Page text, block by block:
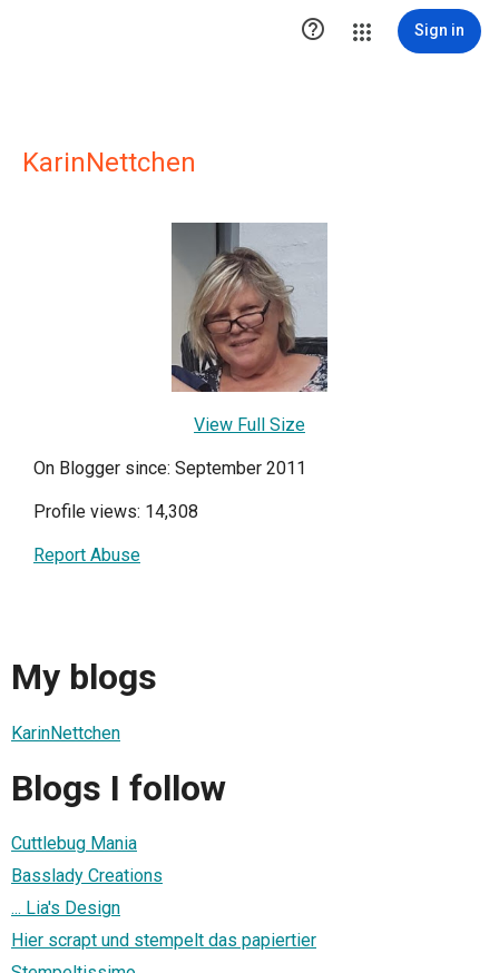
 Sign in
KarinNettchen
View Full Size
On Blogger since: September 2011
Profile views: 14,308
Report Abuse
My blogs
KarinNettchen
Blogs I follow
Cuttlebug Mania
Basslady Creations
... Lia's Design
Hier scrapt und stempelt das papiertier